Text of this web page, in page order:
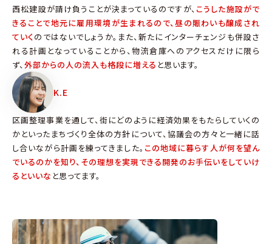
西松建設が請け負うことが決まっているのですが、 こうした施設がで
きることで地元に雇用環境が生まれるので、昼の賑わいも醸成され
ていくのではないでしょうか。また、新たにインターチェンジも併設さ
れる計画となっていることから、物流倉庫へのアクセスだけに限ら
ず、外部からの人の流入も格段に増える と思います。
K.E
区画整理事業を通して、街にどのように経済効果をもたらしていくの
かといったまちづくり全体の方針について、協議会の方々と一緒に話
し合いながら計画を練ってきました。 この地域に暮らす人が何を望ん
でいるのかを知り、その理想を実現できる開発のお手伝いをしていけ
るといいな と思ってます。